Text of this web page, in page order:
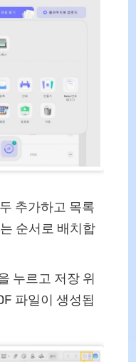
추가하고 목록
순서로 배치합
누르고 저장 위
파일이 생성됩